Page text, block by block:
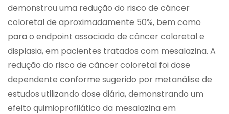
demonstrou uma redução do risco de câncer
coloretal de aproximadamente 50%, bem como
para o endpoint associado de câncer coloretal e
displasia, em pacientes tratados com mesalazina. A
redução do risco de câncer coloretal foi dose
dependente conforme sugerido por metanálise de
estudos utilizando dose diária, demonstrando um
efeito quimioprofilático da mesalazina em